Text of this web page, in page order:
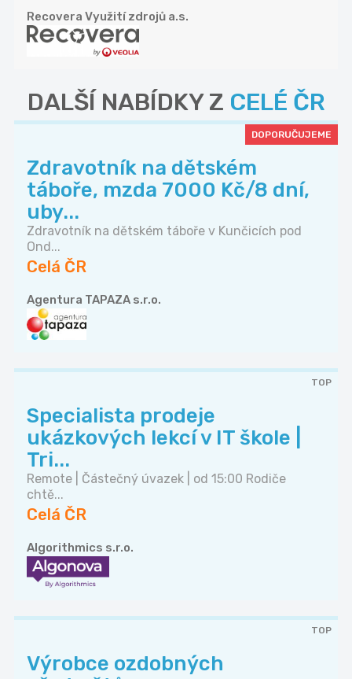
Recovera Využití zdrojů a.s.
DALŠÍ NABÍDKY Z CELÉ ČR
DOPORUČUJEME
Zdravotník na dětském
táboře, mzda 7000 Kč/8 dní,
uby...
Zdravotník na dětském táboře v Kunčicích pod
Ond...
Celá ČR
Agentura TAPAZA s.r.o.
TOP
Specialista prodeje
ukázkových lekcí v IT škole |
Tri...
Remote | Částečný úvazek | od 15:00 Rodiče
chtě...
Celá ČR
Algorithmics s.r.o.
TOP
Výrobce ozdobných